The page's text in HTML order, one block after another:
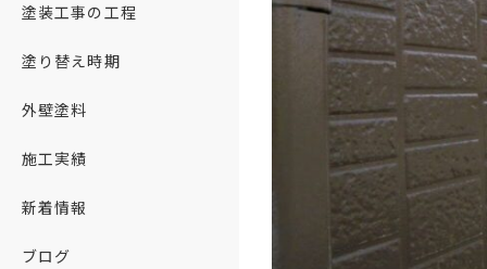
塗装工事の工程
塗り替え時期
外壁塗料
施工実績
新着情報
ブログ